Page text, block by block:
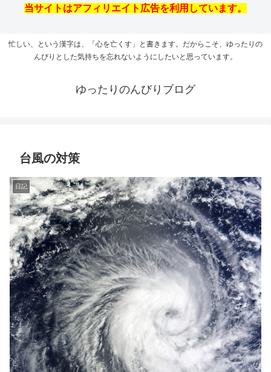
当サイトはアフィリエイト広告を利用しています。
忙しい、という漢字は、「心を亡くす」と書きます。だからこそ、ゆったりの
んびりとした気持ちを忘れないようにしたいと思っています。
ゆったりのんびりブログ
台風の対策
日記